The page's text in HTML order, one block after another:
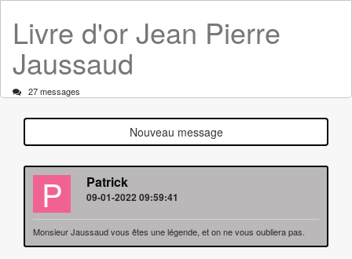
Livre d'or Jean Pierre
Jaussaud
27 messages
Nouveau message
P Patrick
09-01-2022 09:59:41
Monsieur Jaussaud vous êtes une légende, et on ne vous oubliera pas.